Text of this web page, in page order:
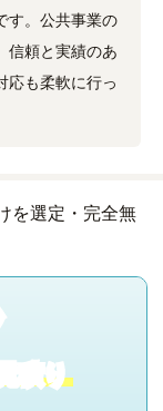
す。公共事業の
信頼と実績のあ
応も柔軟に行っ
積り